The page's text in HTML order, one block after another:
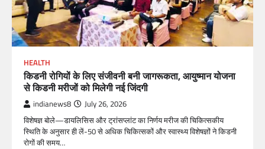
HEALTH
किडनी रोगियों के लिए संजीवनी बनी जागरूकता, आयुष्मान योजना
से किडनी मरीजों को मिलेगी नई जिंदगी
indianews8 July 26, 2026
विशेषज्ञ बोले—डायलिसिस और ट्रांसप्लांट का निर्णय मरीज की चिकित्सकीय
स्थिति के अनुसार ही लें-50 से अधिक चिकित्सकों और स्वास्थ्य विशेषज्ञों ने किडनी
रोगों की समय…